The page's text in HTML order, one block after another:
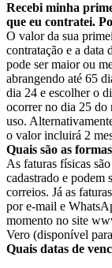
Recebi minha
que eu contratei.
O valor da sua
contratação e a data
pode ser maior ou
abrangendo até 65
dia 24 e escolher o
ocorrer no dia 25 do
uso.
o valor incluirá 2
Quais são as
As faturas físicas
cadastrado e podem
correios. Já as
por e-mail e
momento no site
Vero (disponível
Quais datas de